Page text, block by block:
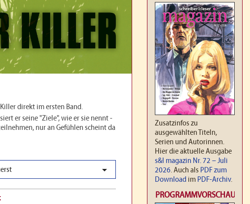
direkt im ersten Band.
er seine "Ziele", wie er sie nennt -
nur an Gefühlen scheint da

Zusatzinfos zu
ausgewählten Titeln,
Serien und Autorinnen.
Hier die aktuelle Ausgabe
s&l magazin Nr. 72 – Juli
2026. Auch als PDF zum
Download im PDF-Archiv.
PROGRAMMVORSCHAU